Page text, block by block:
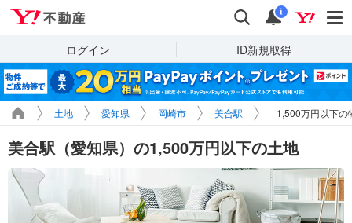
検索 通知
i
ログイン ID新規取得
土地 愛知県 岡崎市 美合駅 1,500万円以下の
美合駅（愛知県）の1,500万円以下の土地